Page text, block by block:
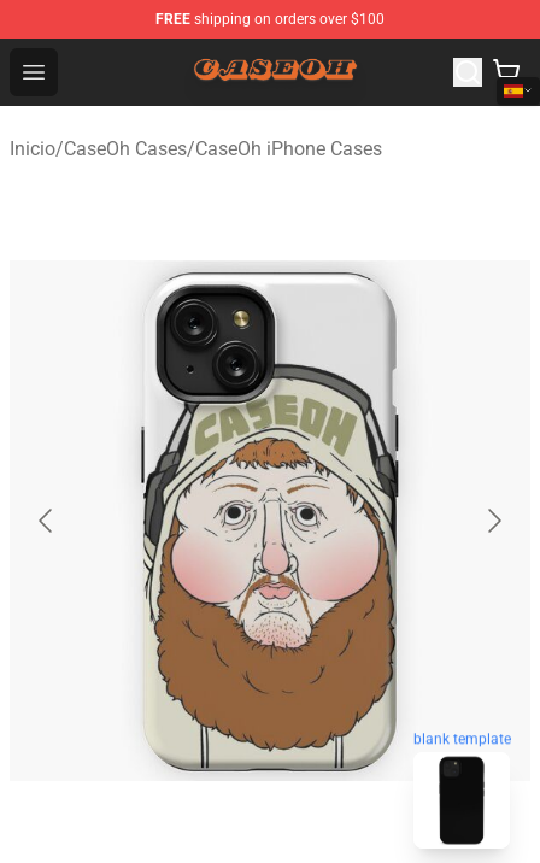
FREE shipping on orders over $100
Open menu
CaseOh Shop - Official CaseOh Merchandise Store
Inicio/CaseOh Cases/CaseOh iPhone Cases
blank template